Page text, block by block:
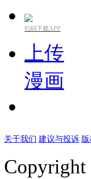
扫码下载APP
上传
漫画
关于我们 建议与投诉